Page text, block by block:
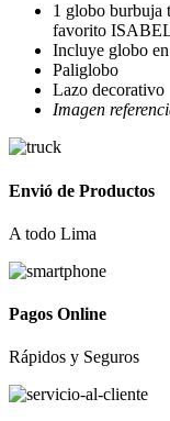
era:
S/ 75.00.
es:
S/
1 globo burbuja
favorito
Incluye globo
Paliglobo
Lazo decorativo
Imagen
Envió de Productos
A todo Lima
Pagos Online
Rápidos y Seguros